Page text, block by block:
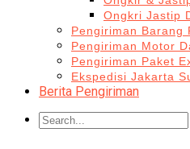
Ongkri Jastip
Pengiriman Barang
Pengiriman Motor
Pengiriman Paket
Ekspedisi Jakarta
Berita Pengiriman